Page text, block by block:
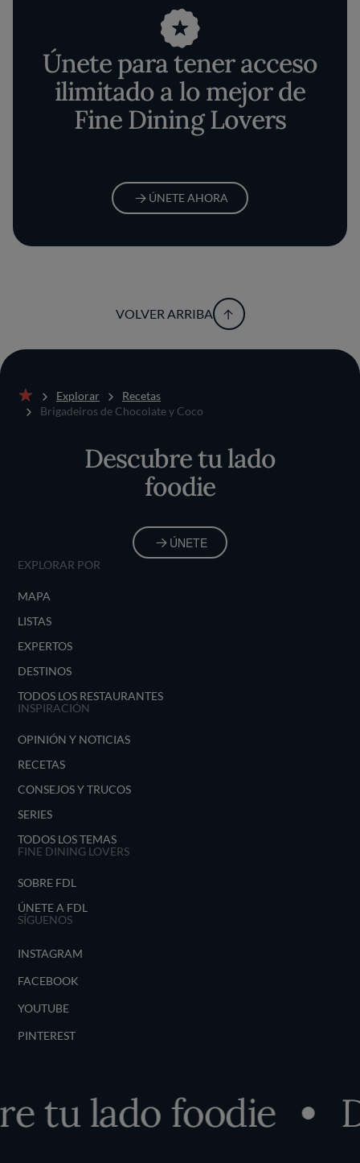
Únete para tener acceso
ilimitado a lo mejor de
Fine Dining Lovers
ÚNETE AHORA
VOLVER ARRIBA
Inicio
Explorar
Recetas
Brigadeiros de Chocolate y Coco
Descubre tu lado
foodie
ÚNETE
EXPLORAR POR
MAPA
LISTAS
EXPERTOS
DESTINOS
TODOS LOS RESTAURANTES
INSPIRACIÓN
OPINIÓN Y NOTICIAS
RECETAS
CONSEJOS Y TRUCOS
SERIES
TODOS LOS TEMAS
FINE DINING LOVERS
SOBRE FDL
ÚNETE A FDL
SÍGUENOS
INSTAGRAM
FACEBOOK
YOUTUBE
PINTEREST
tu lado foodie